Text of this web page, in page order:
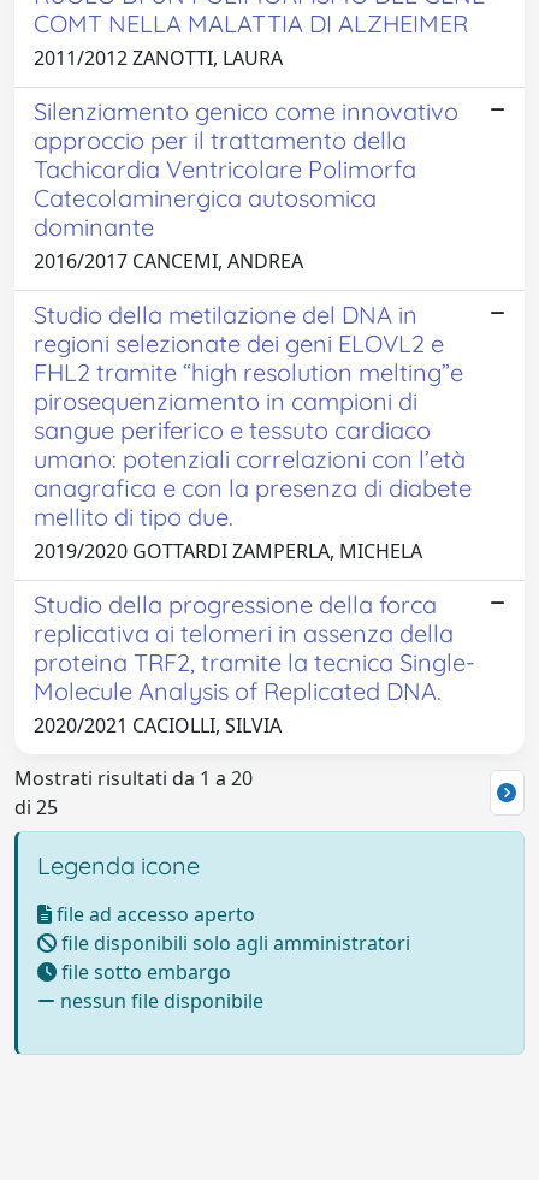
COMT NELLA MALATTIA DI ALZHEIMER
2011/2012 ZANOTTI, LAURA
Silenziamento genico come innovativo
approccio per il trattamento della
Tachicardia Ventricolare Polimorfa
Catecolaminergica autosomica
dominante
2016/2017 CANCEMI, ANDREA
Studio della metilazione del DNA in
regioni selezionate dei geni ELOVL2 e
FHL2 tramite “high resolution melting”e
pirosequenziamento in campioni di
sangue periferico e tessuto cardiaco
umano: potenziali correlazioni con l’età
anagrafica e con la presenza di diabete
mellito di tipo due.
2019/2020 GOTTARDI ZAMPERLA, MICHELA
Studio della progressione della forca
replicativa ai telomeri in assenza della
proteina TRF2, tramite la tecnica Single-
Molecule Analysis of Replicated DNA.
2020/2021 CACIOLLI, SILVIA
Mostrati risultati da 1 a 20
di 25
Legenda icone
file ad accesso aperto
file disponibili solo agli amministratori
file sotto embargo
nessun file disponibile